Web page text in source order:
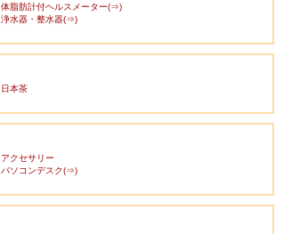
体脂肪計付ヘルスメーター(⇒)
浄水器・整水器(⇒)
日本茶
アクセサリー
パソコンデスク(⇒)